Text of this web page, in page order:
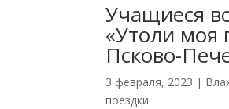
Учащиеся
«Утоли моя
Псково-
3 февраля, 2023 |
поездки